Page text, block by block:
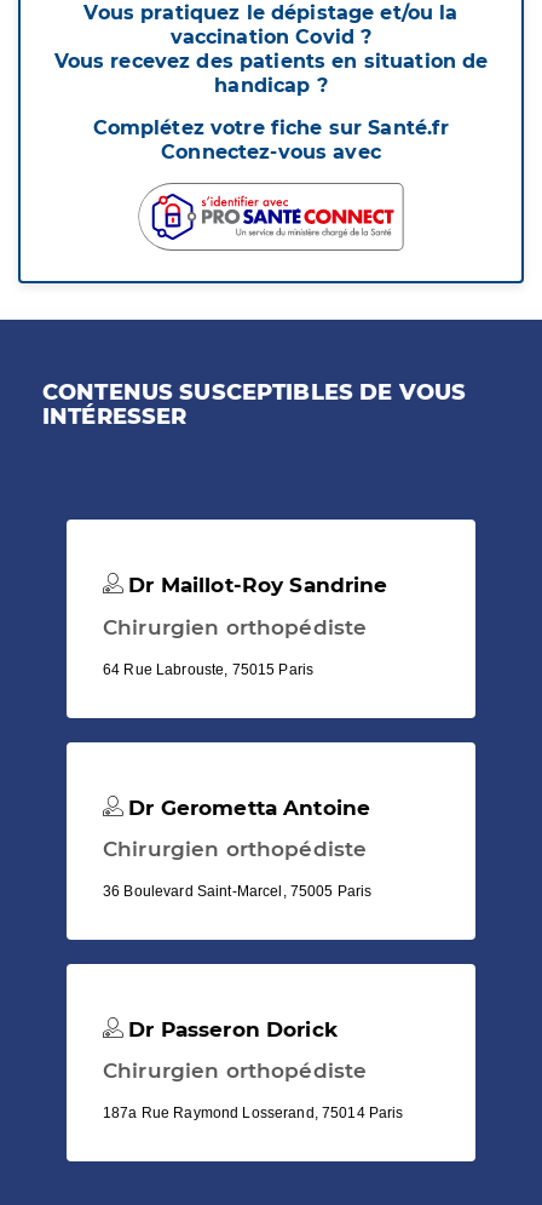
Vous pratiquez le dépistage et/ou la
vaccination Covid ?
Vous recevez des patients en situation de
handicap ?
Complétez votre fiche sur Santé.fr
Connectez-vous avec
CONTENUS SUSCEPTIBLES DE VOUS
INTÉRESSER
Dr Maillot-Roy Sandrine
Chirurgien orthopédiste
64 Rue Labrouste, 75015 Paris
Dr Gerometta Antoine
Chirurgien orthopédiste
36 Boulevard Saint-Marcel, 75005 Paris
Dr Passeron Dorick
Chirurgien orthopédiste
187a Rue Raymond Losserand, 75014 Paris